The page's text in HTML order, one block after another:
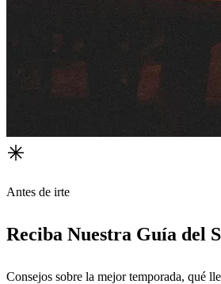
Antes de irte
Reciba Nuestra Guía del
Consejos sobre la mejor temporada, qué